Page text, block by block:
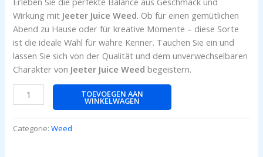
Wirkung mit Jeeter Juice Weed. Ob für einen gemütlichen
Abend zu Hause oder für kreative Momente – diese Sorte
ist die ideale Wahl für wahre Kenner. Tauchen Sie ein und
lassen Sie sich von der Qualität und dem unverwechselbaren
Charakter von Jeeter Juice Weed begeistern.
TOEVOEGEN AAN
WINKELWAGEN
Categorie:Weed